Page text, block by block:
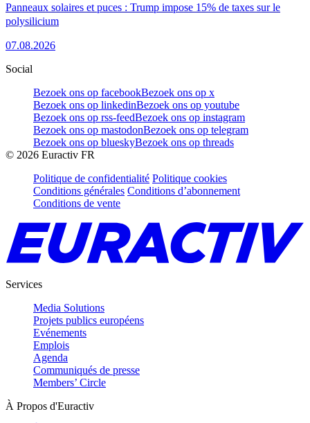
Panneaux solaires et puces : Trump impose 15% de taxes sur le
polysilicium
07.08.2026
Social
Bezoek ons op facebookBezoek ons op x
Bezoek ons op linkedinBezoek ons op youtube
Bezoek ons op rss-feedBezoek ons op instagram
Bezoek ons op mastodonBezoek ons op telegram
Bezoek ons op blueskyBezoek ons op threads
© 2026 Euractiv FR
Politique de confidentialité Politique cookies
Conditions générales Conditions d’abonnement
Conditions de vente
Services
Media Solutions
Projets publics européens
Evénements
Emplois
Agenda
Communiqués de presse
Members’ Circle
À Propos d'Euractiv